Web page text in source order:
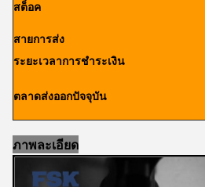
สต็อค
สายการส่ง
ระยะเวลาการชําระเงิน
ตลาดส่งออกปัจจุบัน
ภาพละเอียด